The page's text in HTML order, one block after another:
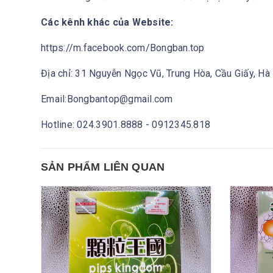
Các kênh khác của Website:
https://m.facebook.com/Bongban.top
Địa chỉ: 31 Nguyễn Ngọc Vũ, Trung Hòa, Cầu Giấy, Hà
Email:Bongbantop@gmail.com
Hotline: 024.3901.8888 - 0912345.818
SẢN PHẨM LIÊN QUAN